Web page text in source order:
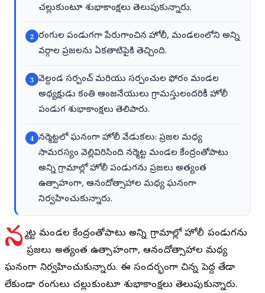
చల్లుకుంటూ శుభాకాంక్షలు తెలుపుకున్నారు.
2 రంగుల పండుగగా పేరుగాంచిన హోలీ, మండలంలోని అన్ని
వర్గాల ప్రజలను ఏకతాటిపైకి తెచ్చింది.
3 వెల్దండ సర్పంచ్ మరియు సర్పంచుల ఫోరం మండల
అధ్యక్షుడు కంతి ఆంజనేయులు గ్రామస్తులందరికీ హోలీ
పండుగ శుభాకాంక్షలు తెలిపారు.
4 నర్మెట్టలో ఘనంగా హోలీ వేడుకలు: ప్రజల మధ్య
సామరస్యం వెల్లివిరిసింది నర్మెట్ట మండల కేంద్రంతోపాటు
అన్ని గ్రామాల్లో హోలీ పండుగను ప్రజలు అత్యంత
ఉత్సాహంగా, ఆనందోత్సాహాల మధ్య ఘనంగా
నిర్వహించుకున్నారు.
న ర్మెట్ట మండల కేంద్రంతోపాటు అన్ని గ్రామాల్లో హోలీ పండుగను
ప్రజలు అత్యంత ఉత్సాహంగా, ఆనందోత్సాహాల మధ్య
ఘనంగా నిర్వహించుకున్నారు. ఈ సందర్భంగా చిన్న పెద్ద తేడా
లేకుండా రంగులు చల్లుకుంటూ శుభాకాంక్షలు తెలుపుకున్నారు.